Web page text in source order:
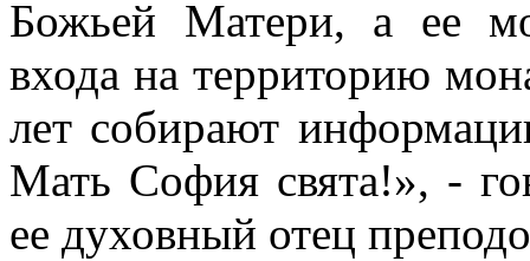
Божьей Матери, а ее
входа на территорию
лет собирают
Мать София свята!», -
ее духовный отец